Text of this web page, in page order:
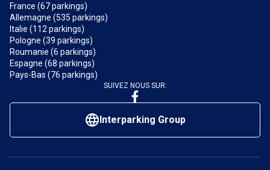
France (67 parkings)
Allemagne (535 parkings)
Italie (112 parkings)
Pologne (39 parkings)
Roumanie (6 parkings)
Espagne (68 parkings)
Pays-Bas (76 parkings)
SUIVEZ NOUS SUR:
Interparking Group